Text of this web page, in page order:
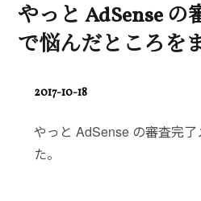
やっと AdSense の
で悩んだところを
POSTED
ON
2017-10-18
やっと AdSense の審査完
た。